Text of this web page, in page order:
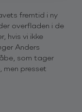
fremtid i ny
overfladen i de
hvis vi ikke
Anders
som tager
men presset